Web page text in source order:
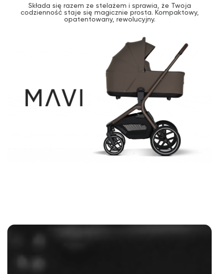
Składa się razem ze stelażem i sprawia, że Twoja
codzienność staje się magicznie prosta. Kompaktowy,
opatentowany, rewolucyjny.